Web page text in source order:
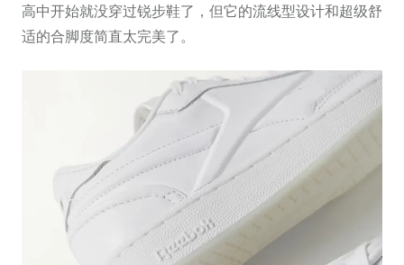
高中开始就没穿过锐步鞋了，但它的流线型设计和超级舒
适的合脚度简直太完美了。